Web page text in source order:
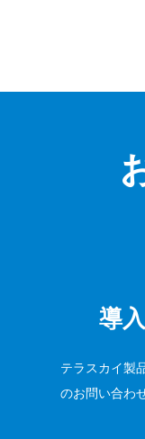
導
テラスカイ製
のお問い合わ